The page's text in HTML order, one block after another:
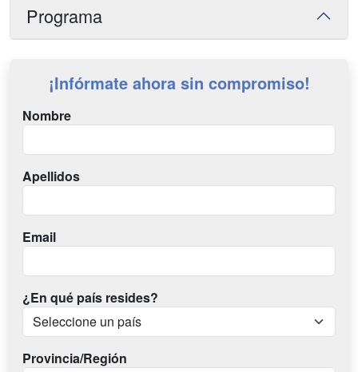
Programa
¡Infórmate ahora sin compromiso!
Nombre
Apellidos
Email
¿En qué país resides?
Provincia/Región